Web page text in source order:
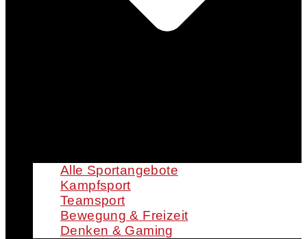
Alle Sportangebote
Kampfsport
Teamsport
Bewegung & Freizeit
Denken & Gaming